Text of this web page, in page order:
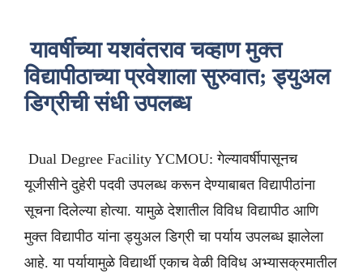
यावर्षीच्या यशवंतराव चव्हाण मुक्त
विद्यापीठाच्या प्रवेशाला सुरुवात; ड्युअल
डिग्रीची संधी उपलब्ध
Dual Degree Facility YCMOU: गेल्यावर्षीपासूनच
यूजीसीने दुहेरी पदवी उपलब्ध करून देण्याबाबत विद्यापीठांना
सूचना दिलेल्या होत्या. यामुळे देशातील विविध विद्यापीठ आणि
मुक्त विद्यापीठ यांना ड्युअल डिग्री चा पर्याय उपलब्ध झालेला
आहे. या पर्यायामुळे विद्यार्थी एकाच वेळी विविध अभ्यासक्रमातील